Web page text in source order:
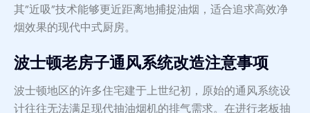
其”近吸”技术能够更近距离地捕捉油烟，适合追求高效净
烟效果的现代中式厨房。
波士顿老房子通风系统改造注意事项
波士顿地区的许多住宅建于上世纪初，原始的通风系统设
计往往无法满足现代抽油烟机的排气需求。在进行老板抽